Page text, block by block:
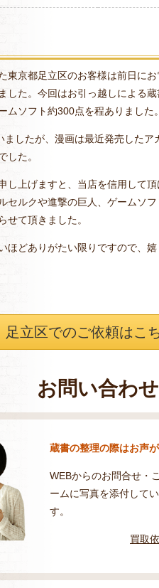
東京都足立区のお客様は前日に
した。今回はお引っ越しによる
ソフト約300点を程ありました。
したが、漫画は最近発売した
した。
し上げますと、当店を信用して
セルクや進撃の巨人、ゲームソ
せて頂きました。
ほどありがたい限りですので、嬉
足立区でのご依頼はこ
お問い合わせ
蔵書の整理の際はお声が
WEBからのお問合せ・
ームに写真を添付して
す。
買取